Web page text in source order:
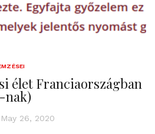
élet Franciaországban
nak)
May 26, 2020